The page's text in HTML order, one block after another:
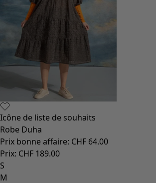
Icône de liste de souhaits
Robe Duha
Prix bonne affaire: CHF 64.00
Prix: CHF 189.00
S
M